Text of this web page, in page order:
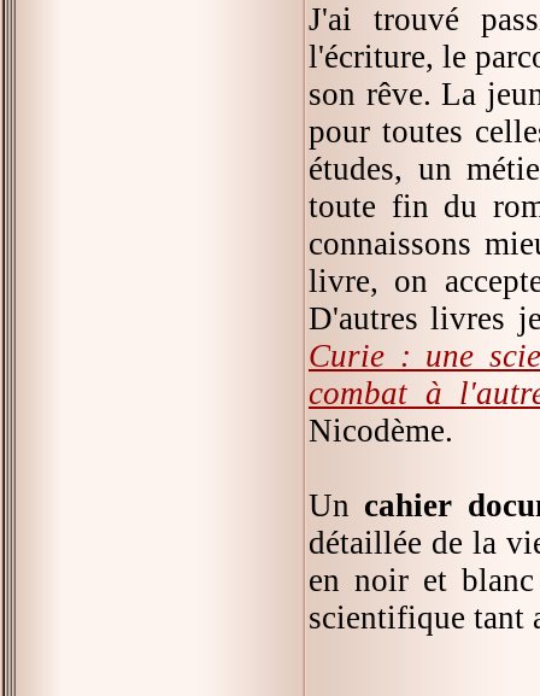
J'ai trouvé
l'écriture, le
son rêve. La
pour toutes
études, un
toute fin du
connaissons
livre, on
D'autres livres
Curie : une
combat à
Nicodème.
Un cahier
détaillée de la
en noir et
scientifique tant